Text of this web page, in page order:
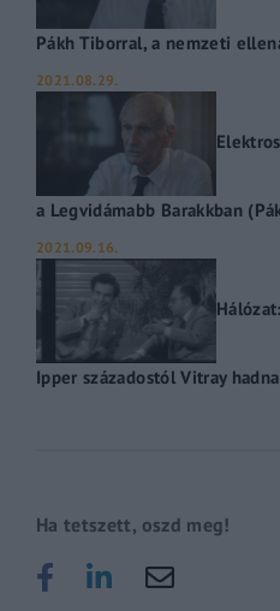
Pákh Tiborral, a nemzeti
2021.08.29.
a Legvidámabb Barakkban
2021.09.16.
Ipper századostól Vitray
Ha tetszett, oszd meg!